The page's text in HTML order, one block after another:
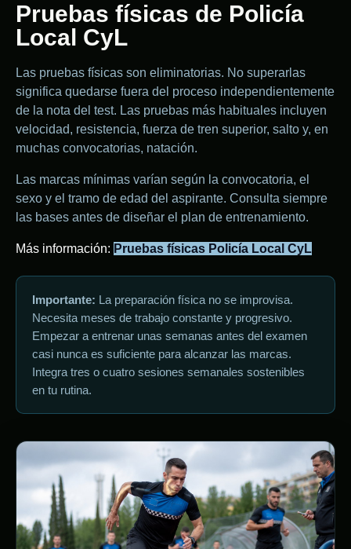
Pruebas físicas de Policía
Local CyL
Las pruebas físicas son eliminatorias. No superarlas
significa quedarse fuera del proceso independientemente
de la nota del test. Las pruebas más habituales incluyen
velocidad, resistencia, fuerza de tren superior, salto y, en
muchas convocatorias, natación.
Las marcas mínimas varían según la convocatoria, el
sexo y el tramo de edad del aspirante. Consulta siempre
las bases antes de diseñar el plan de entrenamiento.
Más información: Pruebas físicas Policía Local CyL
Importante: La preparación física no se improvisa.
Necesita meses de trabajo constante y progresivo.
Empezar a entrenar unas semanas antes del examen
casi nunca es suficiente para alcanzar las marcas.
Integra tres o cuatro sesiones semanales sostenibles
en tu rutina.